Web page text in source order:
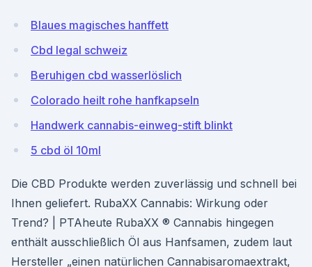
Blaues magisches hanffett
Cbd legal schweiz
Beruhigen cbd wasserlöslich
Colorado heilt rohe hanfkapseln
Handwerk cannabis-einweg-stift blinkt
5 cbd öl 10ml
Die CBD Produkte werden zuverlässig und schnell bei
Ihnen geliefert. RubaXX Cannabis: Wirkung oder
Trend? | PTAheute RubaXX ® Cannabis hingegen
enthält ausschließlich Öl aus Hanfsamen, zudem laut
Hersteller „einen natürlichen Cannabisaromaextrakt,